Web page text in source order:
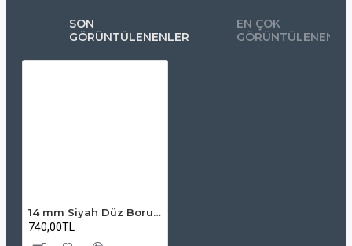
SON
GÖRÜNTÜLENENLER
EN ÇOK
14 mm Siyah Düz Boru – Sert PVC, Elektrik Tesisatı İçin Uygun
740,00TL